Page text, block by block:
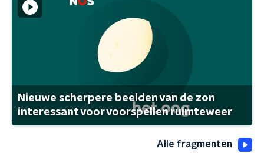
Nieuwe scherpere beelden van de zon
interessant voor voorspellen ruimteweer
Alle fragmenten